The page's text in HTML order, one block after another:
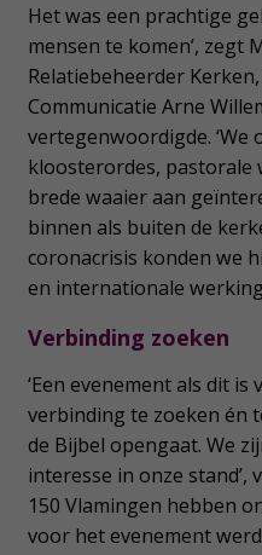
Het was een prachtige
mensen te komen’, zegt
Relatiebeheerder
Communicatie Arne
vertegenwoordigde.
kloosterordes, pastorale
brede waaier aan
binnen als buiten de
coronacrisis konden we
en internationale
Verbinding zoeken
‘Een evenement als dit
verbinding te zoeken én
de Bijbel opengaat. We
interesse in onze stand’,
150 Vlamingen hebben
voor het evenement